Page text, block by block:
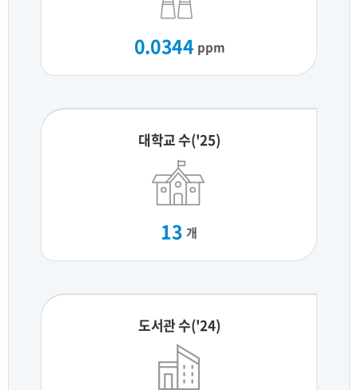
0.0344 ppm
대학교 수('25)
13 개
도서관 수('24)